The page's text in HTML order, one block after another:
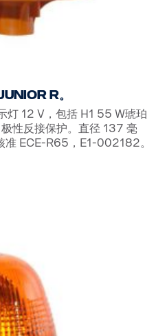
R。
灯 12 V，包括 H1 55 W琥珀
性反接保护。直径 137 毫
准 ECE-R65，E1-002182。